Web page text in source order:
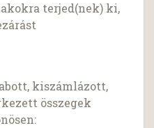
terjed(nek) ki,
kiszámlázott,
összegek